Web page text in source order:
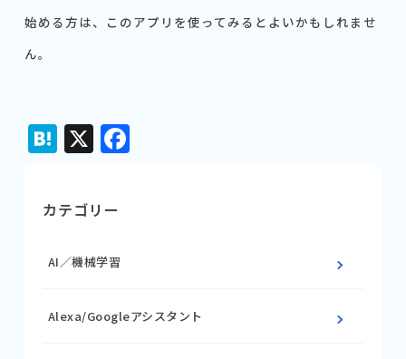
始める方は、このアプリを使ってみるとよいかもしれませ
ん。
Hatena
X Facebook
カテゴリー
AI／機械学習
Alexa/Googleアシスタント